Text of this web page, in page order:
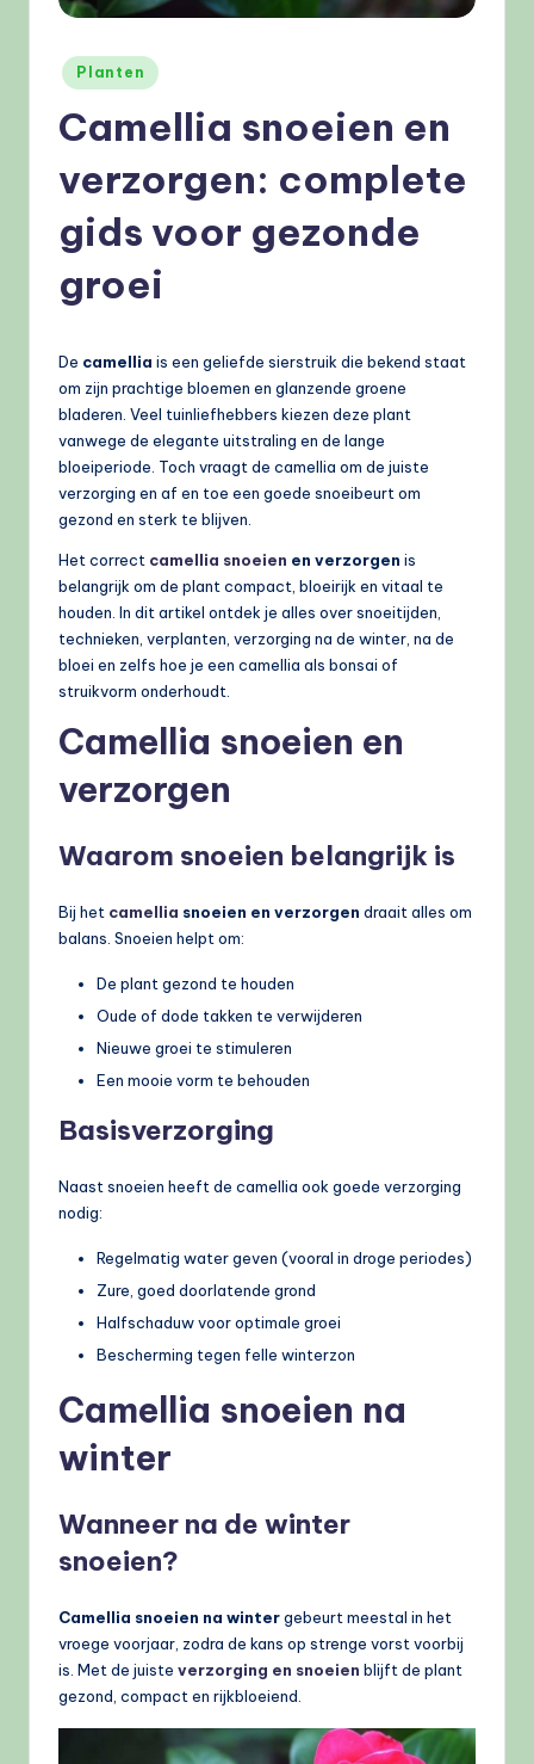
Geplaatst
in
Planten
Camellia snoeien en
verzorgen: complete
gids voor gezonde
groei
De camellia is een geliefde sierstruik die bekend staat
om zijn prachtige bloemen en glanzende groene
bladeren. Veel tuinliefhebbers kiezen deze plant
vanwege de elegante uitstraling en de lange
bloeiperiode. Toch vraagt de camellia om de juiste
verzorging en af en toe een goede snoeibeurt om
gezond en sterk te blijven.
Het correct camellia snoeien en verzorgen is
belangrijk om de plant compact, bloeirijk en vitaal te
houden. In dit artikel ontdek je alles over snoeitijden,
technieken, verplanten, verzorging na de winter, na de
bloei en zelfs hoe je een camellia als bonsai of
struikvorm onderhoudt.
Camellia snoeien en
verzorgen
Waarom snoeien belangrijk is
Bij het camellia snoeien en verzorgen draait alles om
balans. Snoeien helpt om:
De plant gezond te houden
Oude of dode takken te verwijderen
Nieuwe groei te stimuleren
Een mooie vorm te behouden
Basisverzorging
Naast snoeien heeft de camellia ook goede verzorging
nodig:
Regelmatig water geven (vooral in droge periodes)
Zure, goed doorlatende grond
Halfschaduw voor optimale groei
Bescherming tegen felle winterzon
Camellia snoeien na
winter
Wanneer na de winter
snoeien?
Camellia snoeien na wintergebeurt meestal in het
vroege voorjaar, zodra de kans op strenge vorst voorbij
is. Met de juiste verzorging en snoeien blijft de plant
gezond, compact en rijkbloeiend.